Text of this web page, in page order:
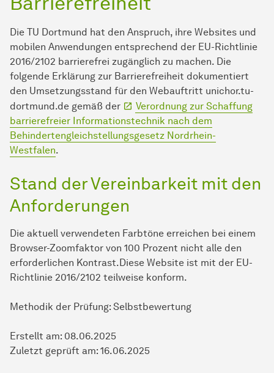
Die TU Dort­mund hat den Anspruch, ihre Websites und
mobilen An­wen­dungen entsprechend der EU-Richtlinie
2016/2102 barrierefrei zugänglich zu machen. Die
folgende Erklärung zur Barrierefreiheit dokumentiert
den Umsetzungsstand für den Webauftritt unichor.tu-
dortmund.de gemäß der
Verordnung zur Schaffung
barrierefreier In­for­ma­ti­ons­tech­nik nach dem
Behindertengleichstellungsgesetz Nordrhein-
Westfalen.
Stand der Vereinbarkeit mit den
An­for­der­ungen
Die aktuell verwendeten Farbtöne erreichen bei einem
Browser-Zoomfaktor von 100 Prozent nicht alle den
erforderlichen Kontrast.Diese Website ist mit der EU-
Richtlinie 2016/2102 teilweise konform.
Methodik der Prüfung: Selbstbewertung
Erstellt am: 08.06.2025
Zuletzt geprüft am: 16.06.2025